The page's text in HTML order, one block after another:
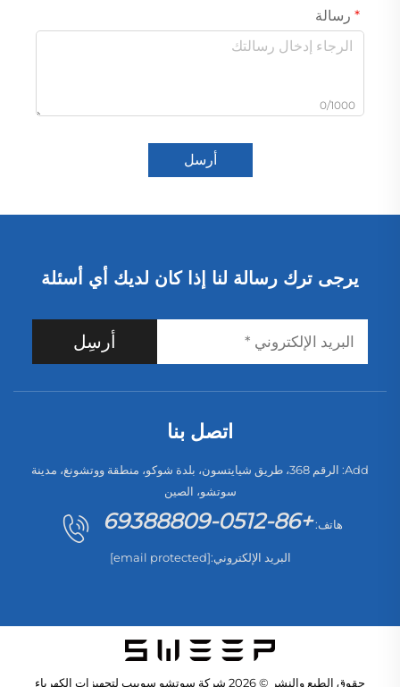
رسالة
0/1000
أرسل
يرجى ترك رسالة لنا إذا كان لديك أي أسئلة
أرسِل
اتصل بنا
Add: الرقم 368، طريق شيايتسون، بلدة شوكو، منطقة ووتشونغ، مدينة
سوتشو، الصين
هاتف: +86-0512-69388809
البريد الإلكتروني:[email protected]
حقوق الطبع والنشر © 2026 شركة سوتشو سوييب لتجهيزات الكهرباء